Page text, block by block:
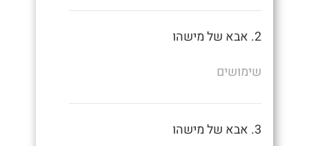
2. אבא של מישהו
שימושים
3. אבא של מישהו